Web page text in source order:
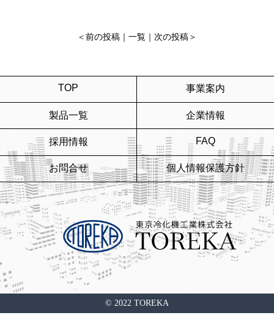
＜ 前の投稿 一覧 次の投稿 ＞
TOP 事業案内
製品一覧 企業情報
採用情報 FAQ
お問合せ 個人情報保護方針
© 2022 TOREKA